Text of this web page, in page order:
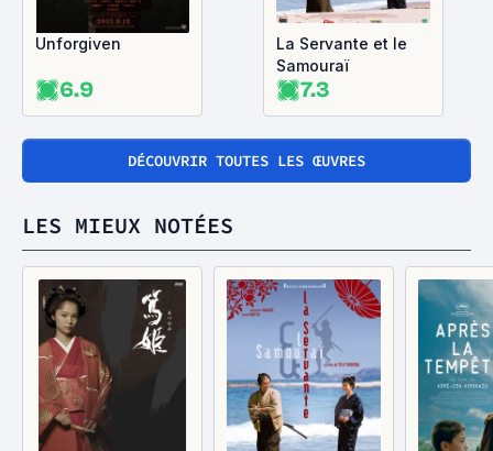
Unforgiven
6.9
La Servante et le
Samouraï
7.3
DÉCOUVRIR TOUTES LES ŒUVRES
LES MIEUX NOTÉES